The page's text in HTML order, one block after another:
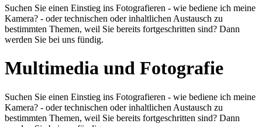
Suchen Sie einen Einstieg ins Fotografieren - wie bediene ich meine
Kamera? - oder technischen oder inhaltlichen Austausch zu
bestimmten Themen, weil Sie bereits fortgeschritten sind? Dann
werden Sie bei uns fündig.
Multimedia und Fotografie
Suchen Sie einen Einstieg ins Fotografieren - wie bediene ich meine
Kamera? - oder technischen oder inhaltlichen Austausch zu
bestimmten Themen, weil Sie bereits fortgeschritten sind? Dann